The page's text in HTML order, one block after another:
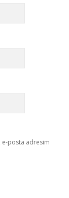
e-posta adresim